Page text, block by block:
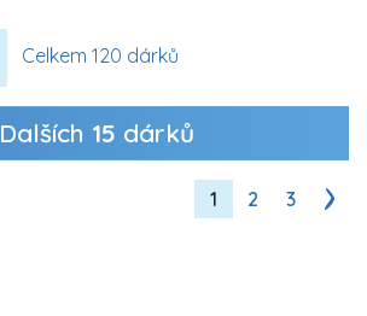
Celkem 120 dárků
Dalších 15 dárků
1 2 3